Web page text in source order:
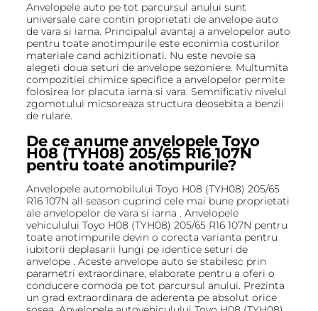
Anvelopele auto pe tot parcursul anului sunt
universale care contin proprietati de anvelope auto
de vara si iarna. Principalul avantaj a anvelopelor auto
pentru toate anotimpurile este econimia costurilor
materiale cand achizitionati. Nu este nevoie sa
alegeti doua seturi de anvelope sezoniere. Multumita
compozitiei chimice specifice a anvelopelor permite
folosirea lor placuta iarna si vara. Semnificativ nivelul
zgomotului micsoreaza structura deosebita a benzii
de rulare.
De ce anume anvelopele Toyo
H08 (TYH08) 205/65 R16 107N
pentru toate anotimpurile?
Anvelopele automobilului Toyo H08 (TYH08) 205/65
R16 107N all season cuprind cele mai bune proprietati
ale anvelopelor de vara si iarna . Anvelopele
vehiculului Toyo H08 (TYH08) 205/65 R16 107N pentru
toate anotimpurile devin o corecta varianta pentru
iubitorii deplasarii lungi pe identice seturi de
anvelope . Aceste anvelope auto se stabilesc prin
parametri extraordinare, elaborate pentru a oferi o
conducere comoda pe tot parcursul anului. Prezinta
un grad extraordinara de aderenta pe absolut orice